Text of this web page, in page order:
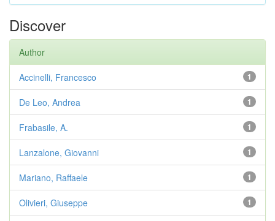
Discover
Author
1
Accinelli, Francesco
1
De Leo, Andrea
1
Frabasile, A.
1
Lanzalone, Giovanni
1
Mariano, Raffaele
1
Olivieri, Giuseppe